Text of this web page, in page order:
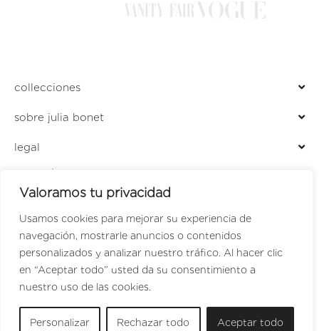
Valoramos tu privacidad
Usamos cookies para mejorar su experiencia de
navegación, mostrarle anuncios o contenidos
personalizados y analizar nuestro tráfico. Al hacer clic
en “Aceptar todo” usted da su consentimiento a
nuestro uso de las cookies.
Personalizar Rechazar todo Aceptar todo
collecciones
sobre julia bonet
legal
LOCALIZADOR DE TIENDAS
PERFUMERÍA JULIA